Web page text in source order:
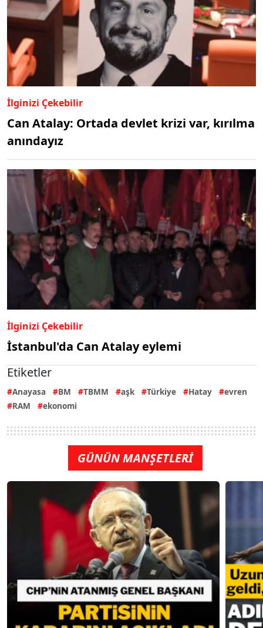
İlginizi Çekebilir
Can Atalay: Ortada devlet krizi var, kırılma
anındayız
İlginizi Çekebilir
İstanbul'da Can Atalay eylemi
Etiketler
Anayasa BM TBMM aşk Türkiye Hatay
evren
RAM
ekonomi
GÜNÜN MANŞETLERİ